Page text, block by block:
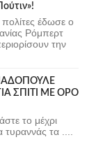
έδωσε ο
Ρόμπερτ
την
ΣΠΙΤΙ ΜΕ ΟΡΟ
το μέχρι
τυραννάς τα ....